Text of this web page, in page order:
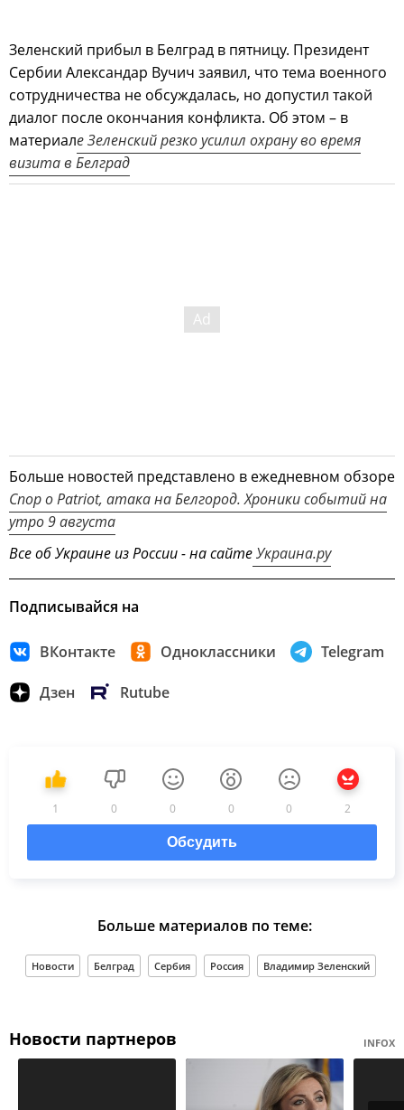
Зеленский прибыл в Белград в пятницу. Президент
Сербии Александар Вучич заявил, что тема военного
сотрудничества не обсуждалась, но допустил такой
диалог после окончания конфликта. Об этом – в
материале Зеленский резко усилил охрану во время
визита в Белград
Больше новостей представлено в ежедневном обзоре
Спор о Patriot, атака на Белгород. Хроники событий на
утро 9 августа
Все об Украине из России - на сайтеУкраина.ру
Подписывайся на
ВКонтакте Одноклассники Telegram
Дзен Rutube
1 0 0 0 0 2
Обсудить
Больше материалов по теме:
Новости Белград Сербия Россия Владимир Зеленский
Новости партнеров INFOX